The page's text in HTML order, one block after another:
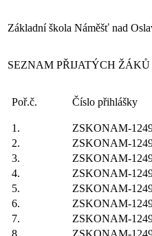
Základní škola Náměšť nad
SEZNAM PŘIJATÝCH
Poř.č. Číslo přihlášky
1.
ZSKONAM-
2.
ZSKONAM-
3.
ZSKONAM-
4.
ZSKONAM-
5.
ZSKONAM-
6.
ZSKONAM-
7.
ZSKONAM-
8.
ZSKONAM-